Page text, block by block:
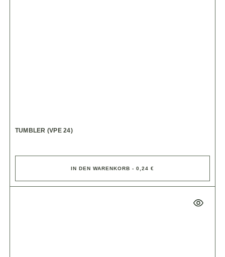
TUMBLER (VPE 24)
IN DEN WARENKORB - 0,24 €